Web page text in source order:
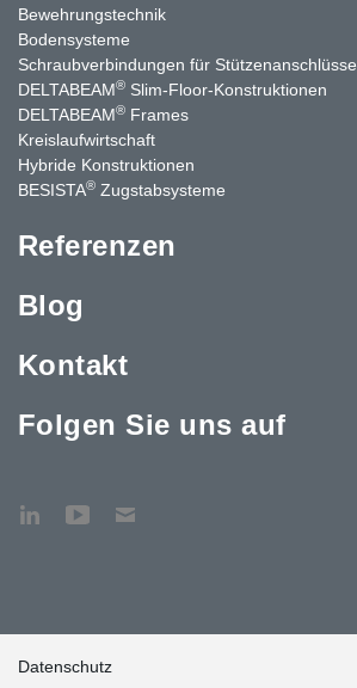
Bewehrungstechnik
Bodensysteme
Schraubverbindungen für Stützenanschlüsse
DELTABEAM® Slim-Floor-Konstruktionen
DELTABEAM® Frames
Kreislaufwirtschaft
Hybride Konstruktionen
BESISTA® Zugstabsysteme
Referenzen
Blog
Kontakt
Folgen Sie uns auf
Datenschutz